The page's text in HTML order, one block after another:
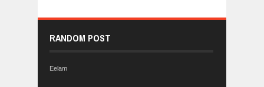
RANDOM POST
Eelam